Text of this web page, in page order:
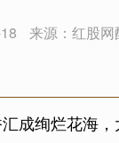
来源：红股
成绚烂花海